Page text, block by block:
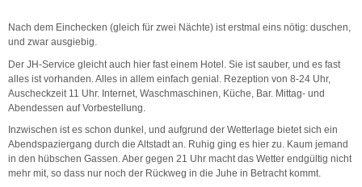
Nach dem Einchecken (gleich für zwei Nächte) ist erstmal eins nötig: duschen,
und zwar ausgiebig.
Der JH-Service gleicht auch hier fast einem Hotel. Sie ist sauber, und es fast
alles ist vorhanden. Alles in allem einfach genial. Rezeption von 8-24 Uhr,
Auscheckzeit 11 Uhr. Internet, Waschmaschinen, Küche, Bar. Mittag- und
Abendessen auf Vorbestellung.
Inzwischen ist es schon dunkel, und aufgrund der Wetterlage bietet sich ein
Abendspaziergang durch die Altstadt an. Ruhig ging es hier zu. Kaum jemand
in den hübschen Gassen. Aber gegen 21 Uhr macht das Wetter endgültig nicht
mehr mit, so dass nur noch der Rückweg in die Juhe in Betracht kommt.